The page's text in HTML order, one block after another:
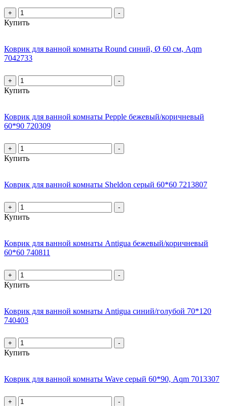
+ -
Купить
Коврик для ванной комнаты Round синий, Ø 60 см, Aqm
7042733
+ -
Купить
Коврик для ванной комнаты Pepple бежевый/коричневый
60*90 720309
+ -
Купить
Коврик для ванной комнаты Sheldon серый 60*60 7213807
+ -
Купить
Коврик для ванной комнаты Antigua бежевый/коричневый
60*60 740811
+ -
Купить
Коврик для ванной комнаты Antigua синий/голубой 70*120
740403
+ -
Купить
Коврик для ванной комнаты Wave серый 60*90, Aqm 7013307
+ -